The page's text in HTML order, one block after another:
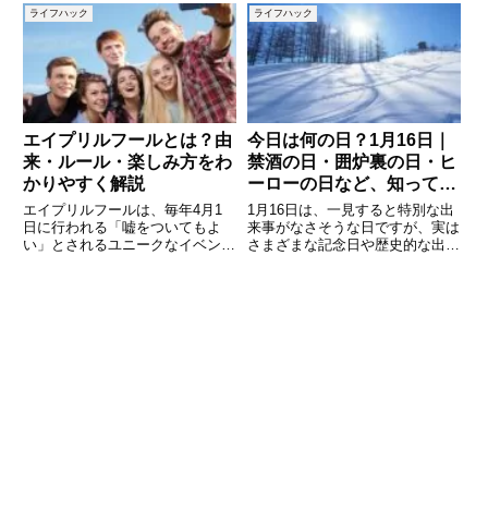
視点を変えてみると、実は多くの
意味や背景が詰まっています。本
記事では、4月21日にまつわる記
念日や歴史的な出来事、有名
月23日にまつわる記念日、歴史
的なできごと、有名人の誕生日、
豆知識などを紹介します。今日は
どんな日なのかを知ることで、
ライフハック
エイプリルフールとは？由
来・ルール・楽しみ方をわ
かりやすく解説
エイプリルフールは、毎年4月1
日に行われる「嘘をついてもよ
い」とされるユニークなイベント
ライフハック
今日は何の日？1月16日｜
禁酒の日・囲炉裏の日・ヒ
ーローの日など、知って楽
しむ
1月16日は、一見すると特別な出
来事がなさそうな日ですが、実は
さまざまな記念日や歴史的な出来